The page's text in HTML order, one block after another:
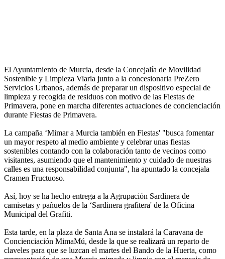
El Ayuntamiento de Murcia, desde la Concejalía de Movilidad
Sostenible y Limpieza Viaria junto a la concesionaria PreZero
Servicios Urbanos, además de preparar un dispositivo especial de
limpieza y recogida de residuos con motivo de las Fiestas de
Primavera, pone en marcha diferentes actuaciones de concienciación
durante Fiestas de Primavera.
La campaña ‘Mimar a Murcia también en Fiestas' "busca fomentar
un mayor respeto al medio ambiente y celebrar unas fiestas
sostenibles contando con la colaboración tanto de vecinos como
visitantes, asumiendo que el mantenimiento y cuidado de nuestras
calles es una responsabilidad conjunta", ha apuntado la concejala
Cramen Fructuoso.
Así, hoy se ha hecho entrega a la Agrupación Sardinera de
camisetas y pañuelos de la ‘Sardinera grafitera' de la Oficina
Municipal del Grafiti.
Esta tarde, en la plaza de Santa Ana se instalará la Caravana de
Concienciación MimaMú, desde la que se realizará un reparto de
claveles para que se luzcan el martes del Bando de la Huerta, como